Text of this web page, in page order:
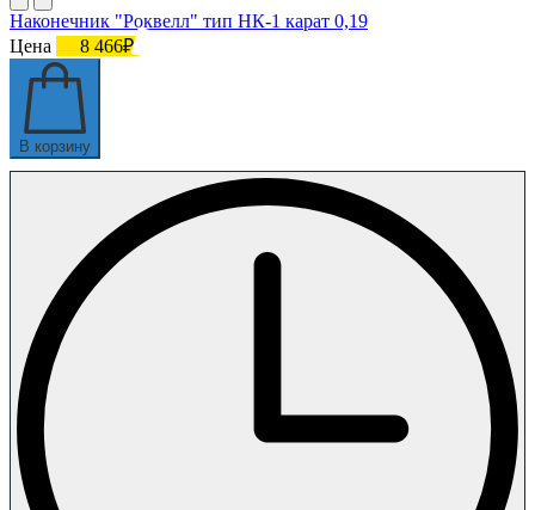
Наконечник "Роквелл" тип НК-1 карат 0,19
Цена
8 466₽
В корзину